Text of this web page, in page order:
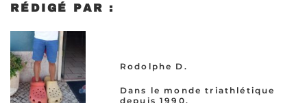
RÉDIGÉ PAR :
Rodolphe D.
Dans le monde triathlétique
depuis 1990.